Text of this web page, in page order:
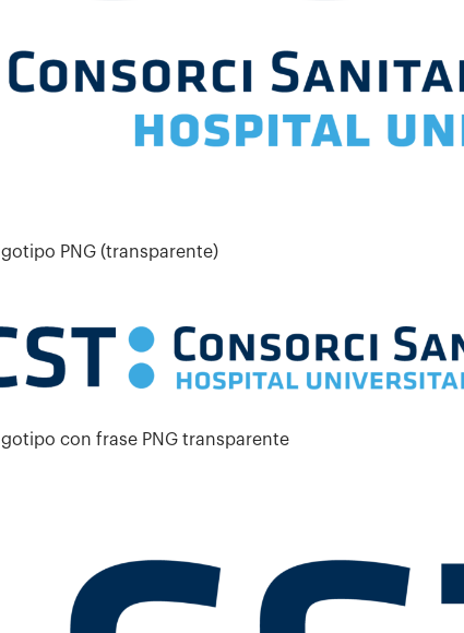
PNG (transparente)
con frase PNG transparente